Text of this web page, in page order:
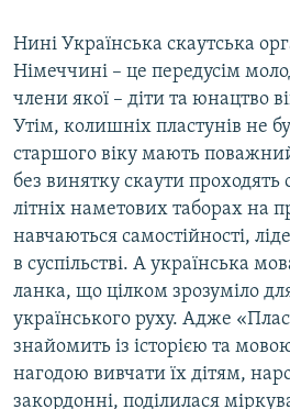
Нині Українська скаутська
Німеччині – це передусім
члени якої – діти та юнацтво
Утім, колишніх пластунів не
старшого віку мають
без винятку скаути
літніх наметових таборах на
навчаються самостійності,
в суспільстві. А українська
ланка, що цілком зрозуміло
українського руху. Адже
знайомить із історією та
нагодою вивчати їх дітям,
закордонні, поділилася